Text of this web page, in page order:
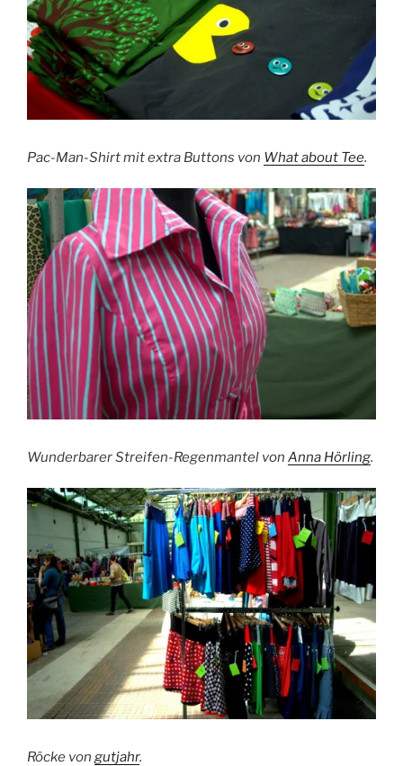
Pac-Man-Shirt mit extra Buttons von What about Tee.
Wunderbarer Streifen-Regenmantel von Anna Hörling.
Röcke von gutjahr.